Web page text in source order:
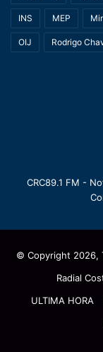
INS MEP
OIJ Rodrigo
CRC89.1 FM -
© Copyright 2026,
Radial
ULTIMA HORA